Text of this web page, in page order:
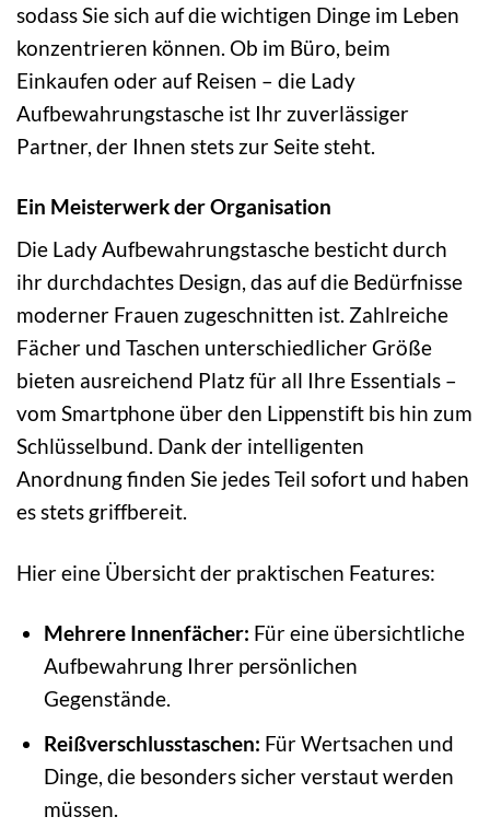
sodass Sie sich auf die wichtigen Dinge im Leben
konzentrieren können. Ob im Büro, beim
Einkaufen oder auf Reisen – die Lady
Aufbewahrungstasche ist Ihr zuverlässiger
Partner, der Ihnen stets zur Seite steht.
Ein Meisterwerk der Organisation
Die Lady Aufbewahrungstasche besticht durch
ihr durchdachtes Design, das auf die Bedürfnisse
moderner Frauen zugeschnitten ist. Zahlreiche
Fächer und Taschen unterschiedlicher Größe
bieten ausreichend Platz für all Ihre Essentials –
vom Smartphone über den Lippenstift bis hin zum
Schlüsselbund. Dank der intelligenten
Anordnung finden Sie jedes Teil sofort und haben
es stets griffbereit.
Hier eine Übersicht der praktischen Features:
Mehrere Innenfächer: Für eine übersichtliche
Aufbewahrung Ihrer persönlichen
Gegenstände.
Reißverschlusstaschen: Für Wertsachen und
Dinge, die besonders sicher verstaut werden
müssen.